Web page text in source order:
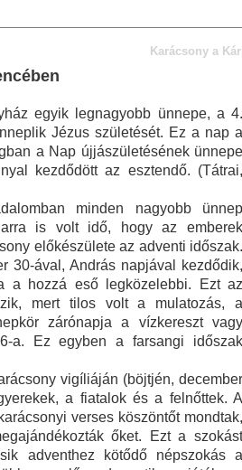
Karácsony a
egyik legnagyobb ünnepe, a 4.
Jézus születését. Ez a nap a
a Nap újjászületésének
kezdődött az esztendő. (Tátrai,
minden nagyobb ünnep
is volt idő, hogy az emberek
előkészülete az adventi időszak.
30-ával, András napjával kezdődik,
a hozzá eső legközelebbi. Ezt az
mert tilos volt a mulatozás, a
zárónapja a vízkereszt vagy
a. Ez egyben a farsangi
vigíliáján (böjtjén, december
a fiatalok és a felnőttek. A
verses köszöntőt mondtak,
őket. Ezt a szokást
adventhez kötődő népszokás a